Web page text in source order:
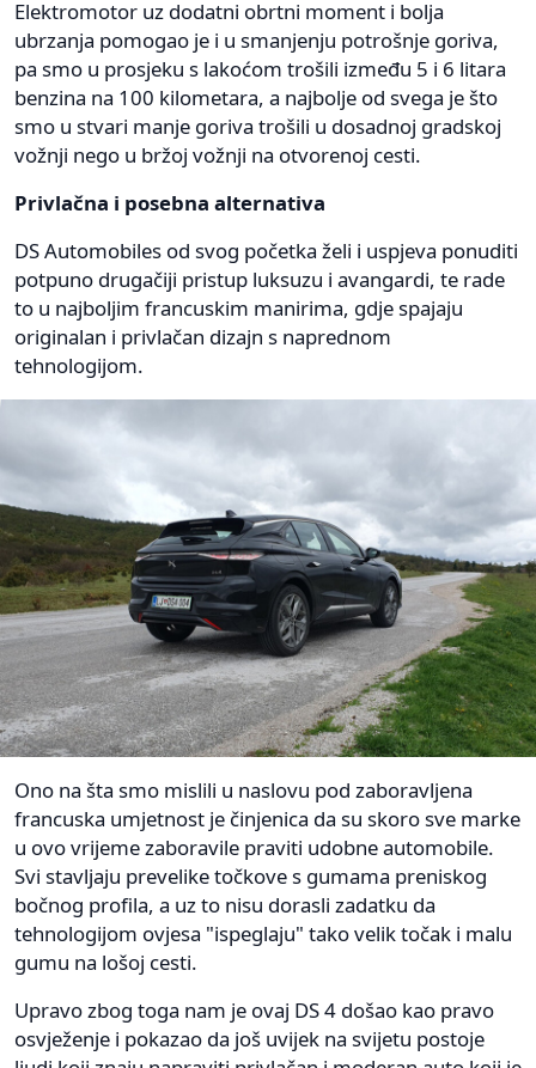
Elektromotor uz dodatni obrtni moment i bolja
ubrzanja pomogao je i u smanjenju potrošnje goriva,
pa smo u prosjeku s lakoćom trošili između 5 i 6 litara
benzina na 100 kilometara, a najbolje od svega je što
smo u stvari manje goriva trošili u dosadnoj gradskoj
vožnji nego u bržoj vožnji na otvorenoj cesti.
Privlačna i posebna alternativa
DS Automobiles od svog početka želi i uspjeva ponuditi
potpuno drugačiji pristup luksuzu i avangardi, te rade
to u najboljim francuskim manirima, gdje spajaju
originalan i privlačan dizajn s naprednom
tehnologijom.
Ono na šta smo mislili u naslovu pod zaboravljena
francuska umjetnost je činjenica da su skoro sve marke
u ovo vrijeme zaboravile praviti udobne automobile.
Svi stavljaju prevelike točkove s gumama preniskog
bočnog profila, a uz to nisu dorasli zadatku da
tehnologijom ovjesa "ispeglaju" tako velik točak i malu
gumu na lošoj cesti.
Upravo zbog toga nam je ovaj DS 4 došao kao pravo
osvježenje i pokazao da još uvijek na svijetu postoje